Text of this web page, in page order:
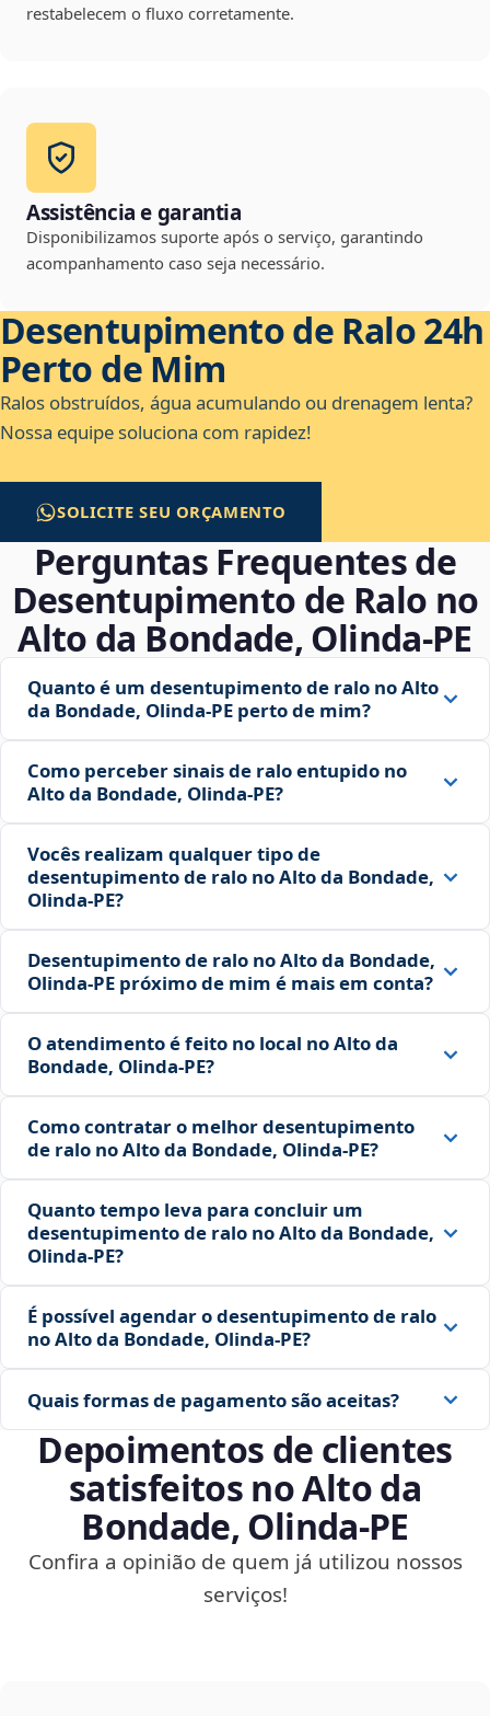
restabelecem o fluxo corretamente.
Assistência e garantia
Disponibilizamos suporte após o serviço, garantindo
acompanhamento caso seja necessário.
Desentupimento de Ralo 24h
Perto de Mim
Ralos obstruídos, água acumulando ou drenagem lenta?
Nossa equipe soluciona com rapidez!
SOLICITE SEU ORÇAMENTO
Perguntas Frequentes de
Desentupimento de Ralo no
Alto da Bondade, Olinda‑PE
Quanto é um desentupimento de ralo no Alto
da Bondade, Olinda‑PE perto de mim?
Como perceber sinais de ralo entupido no
Alto da Bondade, Olinda‑PE?
Vocês realizam qualquer tipo de
desentupimento de ralo no Alto da Bondade,
Olinda‑PE?
Desentupimento de ralo no Alto da Bondade,
Olinda‑PE próximo de mim é mais em conta?
O atendimento é feito no local no Alto da
Bondade, Olinda‑PE?
Como contratar o melhor desentupimento
de ralo no Alto da Bondade, Olinda‑PE?
Quanto tempo leva para concluir um
desentupimento de ralo no Alto da Bondade,
Olinda‑PE?
É possível agendar o desentupimento de ralo
no Alto da Bondade, Olinda‑PE?
Quais formas de pagamento são aceitas?
Depoimentos de clientes
satisfeitos no Alto da
Bondade, Olinda‑PE
Confira a opinião de quem já utilizou nossos
serviços!